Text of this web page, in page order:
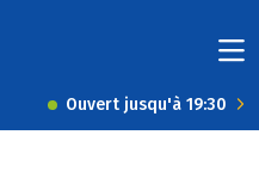
Ouvert jusqu'à 19:30